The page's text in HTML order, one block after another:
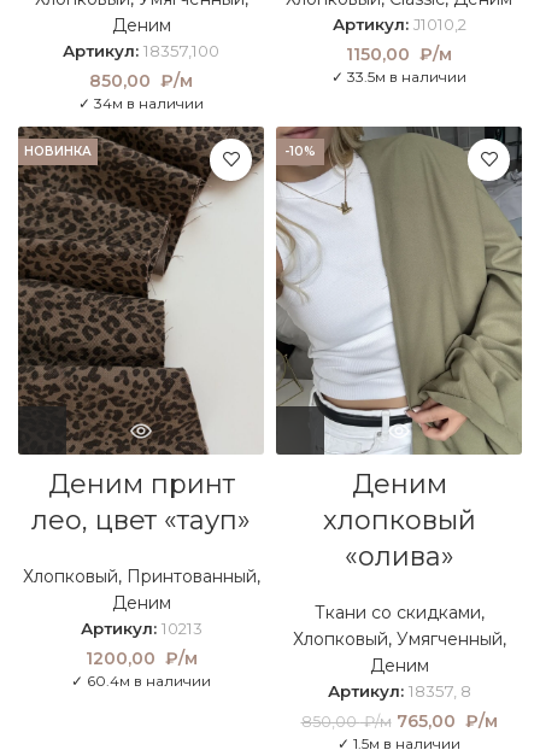
Деним
Артикул: 18357,100
850,00 ₽/м
✓ 34м в наличии
Артикул: J1010,2
1150,00 ₽/м
✓ 33.5м в наличии
НОВИНКА
Деним принт
лео, цвет «тауп»
Хлопковый, Принтованный,
Деним
Артикул: 10213
1200,00 ₽/м
✓ 60.4м в наличии
-10%
Деним
хлопковый
«олива»
Ткани со скидками,
Хлопковый, Умягченный,
Деним
Артикул: 18357, 8
850,00₽/м Первоначальная
цена составляла
765,00 ₽/м
✓ 1.5м в наличии